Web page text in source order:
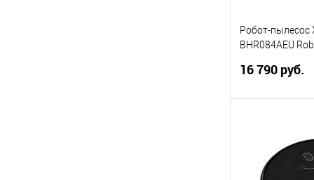
Робот-пылесос
BHR084AEU
16 790 руб.
Купить в 1